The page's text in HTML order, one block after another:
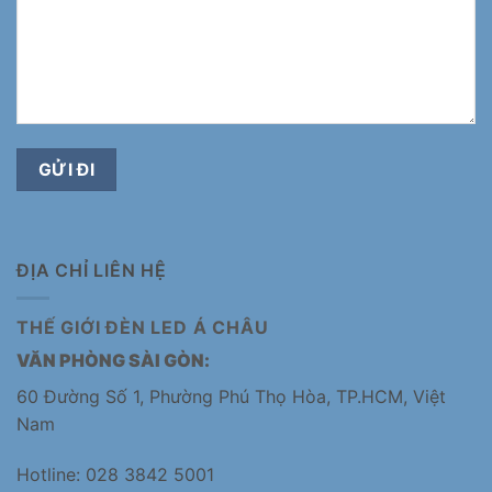
ĐỊA CHỈ LIÊN HỆ
THẾ GIỚI ĐÈN LED Á CHÂU
VĂN PHÒNG SÀI GÒN:
60 Đường Số 1, Phường Phú Thọ Hòa, TP.HCM, Việt
Nam
Hotline: 028 3842 5001